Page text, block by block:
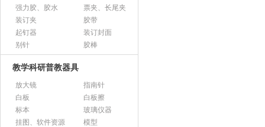
强力胶、胶水
票夹、长尾夹
装订夹
胶带
起钉器
装订封面
别针
胶棒
教学科研普教器具
放大镜
指南针
白板
白板擦
标本
玻璃仪器
挂图、软件资源
模型